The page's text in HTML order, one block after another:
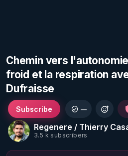
Chemin vers
froid et la respiration
Dufraisse
Regenere / Thierry
3.5 k subscribers
Subscribe —